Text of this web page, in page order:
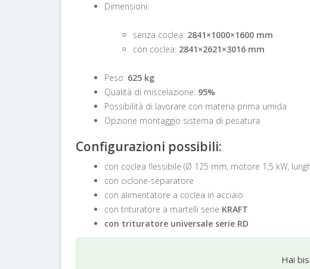
Dimensioni:
senza coclea: 2841×1000×1600 mm
con coclea: 2841×2621×3016 mm
Peso: 625 kg
Qualità di miscelazione: 95%
Possibilità di lavorare con materia prima umida
Opzione montaggio sistema di pesatura
Configurazioni possibili:
con coclea flessibile (Ø 125 mm, motore 1,5 kW,
con ciclone-separatore
con alimentatore a coclea in acciaio
con trituratore a martelli serie KRAFT
con trituratore universale serie RD
Hai